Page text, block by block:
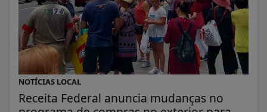
NOTÍCIAS LOCAL
Receita Federal anuncia mudanças no